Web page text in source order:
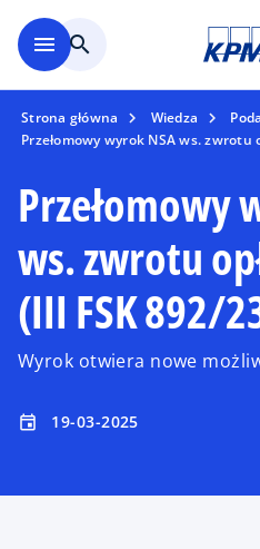
menu search
Strona główna Wiedza
Przełomowy wyrok NSA ws. zwrotu
Przełomowy
ws. zwrotu
(III FSK 892/
Wyrok otwiera nowe
event 19-03-2025